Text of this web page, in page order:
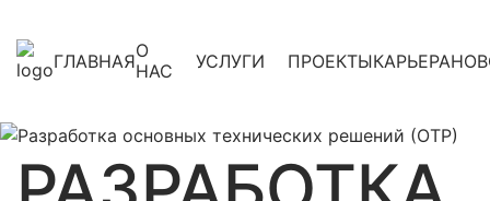
ГЛАВНАЯО
НАС
УСЛУГИ ПРОЕКТЫКАРЬЕРА